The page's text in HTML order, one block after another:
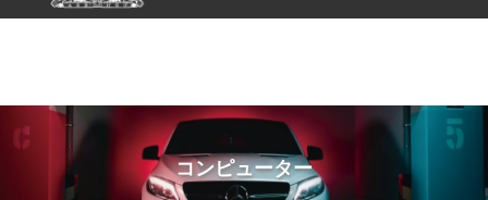
コンピューター